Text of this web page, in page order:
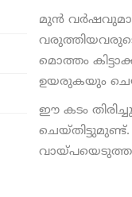
മുന്‍
വരുത്തിയവരുടെ
മൊത്തം
ഉയരുകയും
ഈ കടം